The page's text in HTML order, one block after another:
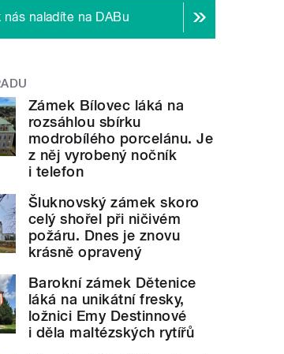
nás naladíte na DABu
Zámek Bílovec láká na
rozsáhlou sbírku
modrobílého porcelánu. Je
z něj vyrobený nočník
i telefon
Šluknovský zámek skoro
celý shořel při ničivém
požáru. Dnes je znovu
krásně opravený
Barokní zámek Dětenice
láká na unikátní fresky,
ložnici Emy Destinnové
i děla maltézských rytířů